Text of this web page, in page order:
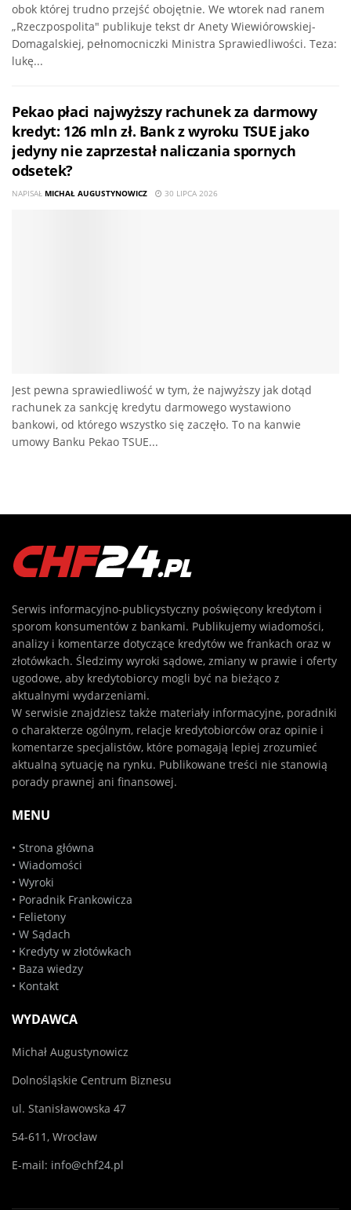
obok której trudno przejść obojętnie. We wtorek nad ranem
„Rzeczpospolita" publikuje tekst dr Anety Wiewiórowskiej-
Domagalskiej, pełnomocniczki Ministra Sprawiedliwości. Teza:
lukę...
Pekao płaci najwyższy rachunek za darmowy
kredyt: 126 mln zł. Bank z wyroku TSUE jako
jedyny nie zaprzestał naliczania spornych
odsetek?
NAPISAŁ MICHAŁ AUGUSTYNOWICZ 30 LIPCA 2026
Jest pewna sprawiedliwość w tym, że najwyższy jak dotąd
rachunek za sankcję kredytu darmowego wystawiono
bankowi, od którego wszystko się zaczęło. To na kanwie
umowy Banku Pekao TSUE...
Serwis informacyjno-publicystyczny poświęcony kredytom i
sporom konsumentów z bankami. Publikujemy wiadomości,
analizy i komentarze dotyczące kredytów we frankach oraz w
złotówkach. Śledzimy wyroki sądowe, zmiany w prawie i oferty
ugodowe, aby kredytobiorcy mogli być na bieżąco z
aktualnymi wydarzeniami.
W serwisie znajdziesz także materiały informacyjne, poradniki
o charakterze ogólnym, relacje kredytobiorców oraz opinie i
komentarze specjalistów, które pomagają lepiej zrozumieć
aktualną sytuację na rynku. Publikowane treści nie stanowią
porady prawnej ani finansowej.
MENU
• Strona główna
• Wiadomości
• Wyroki
• Poradnik Frankowicza
• Felietony
• W Sądach
• Kredyty w złotówkach
• Baza wiedzy
• Kontakt
WYDAWCA
Michał Augustynowicz
Dolnośląskie Centrum Biznesu
ul. Stanisławowska 47
54-611, Wrocław
E-mail: info@chf24.pl